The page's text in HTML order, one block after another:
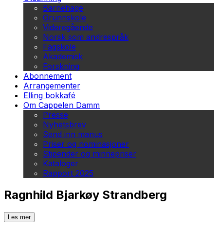
Barnehage
Grunnskole
Videregående
Norsk som andrespråk
Fagskole
Akademisk
Forskning
Abonnement
Arrangementer
Elling bokkafé
Om Cappelen Damm
Presse
Nyhetsbrev
Send inn manus
Priser og nominasjoner
Stipender og minnepriser
Kataloger
Rapport 2025
Ragnhild Bjarkøy Strandberg
Les mer